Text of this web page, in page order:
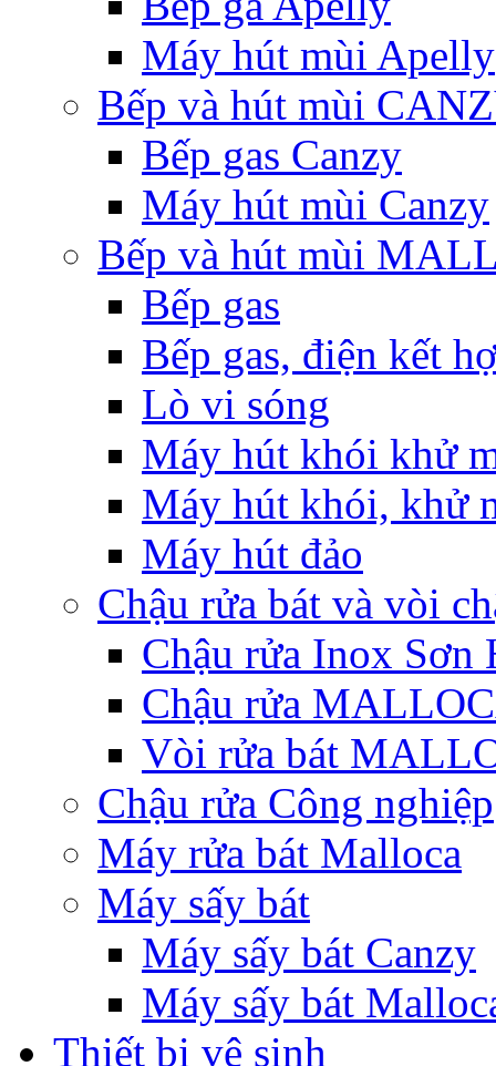
Máy hút mùi Apelly
Bếp và hút mùi
Bếp gas Canzy
Máy hút mùi Canzy
Bếp và hút mùi
Bếp gas
Bếp gas, điện kết
Lò vi sóng
Máy hút khói khử
Máy hút khói, khử
Máy hút đảo
Chậu rửa bát và vòi
Chậu rửa Inox Sơn
Chậu rửa
Vòi rửa bát
Chậu rửa Công nghiệp
Máy rửa bát Malloca
Máy sấy bát
Máy sấy bát Canzy
Máy sấy bát
Thiết bị vệ sinh